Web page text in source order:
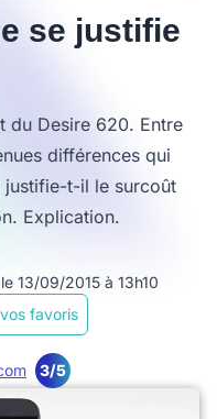
se justifie
du Desire 620. Entre
différences qui
justifie-t-il le surcoût
Explication.
13/09/2015 à 13h10
favoris
3/5